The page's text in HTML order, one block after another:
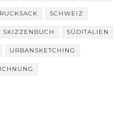
RUCKSACK SCHWEIZ
SKIZZENBUCH SÜDITALIEN
URBANSKETCHING